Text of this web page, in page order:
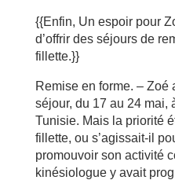
{{Enfin, Un espoir pour
d’offrir des séjours de
fillette.}}
Remise en forme. – Zoé
séjour, du 17 au 24 mai,
Tunisie. Mais la priorité
fillette, ou s’agissait-il
promouvoir son activité
kinésiologue y avait